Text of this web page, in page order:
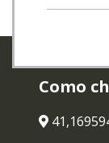
Como